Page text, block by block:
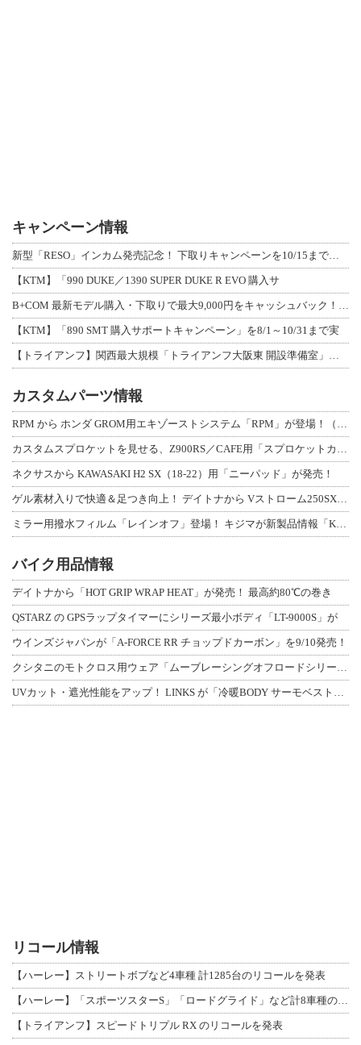
キャンペーン情報
新型「RESO」インカム発売記念！ 下取りキャンペーンを10/15まで延長して開
【KTM】「990 DUKE／1390 SUPER DUKE R EVO 購入サ
B+COM 最新モデル購入・下取りで最大9,000円をキャッシュバック！「B+F
【KTM】「890 SMT 購入サポートキャンペーン」を8/1～10/31まで実
【トライアンフ】関西最大規模「トライアンフ大阪東 開設準備室」がオープン！ 限定
カスタムパーツ情報
RPM から ホンダ GROM用エキゾーストシステム「RPM」が登場！（動画あり
カスタムスプロケットを見せる、Z900RS／CAFE用「スプロケットカバーフルキ
ネクサスから KAWASAKI H2 SX（18-22）用「ニーパッド」が発売！
ゲル素材入りで快適＆足つき向上！ デイトナから Vストローム250SX用「快適ロ
ミラー用撥水フィルム「レインオフ」登場！ キジマが新製品情報「KIJIMA NE
バイク用品情報
デイトナから「HOT GRIP WRAP HEAT」が発売！ 最高約80℃の巻き
QSTARZ の GPSラップタイマーにシリーズ最小ボディ「LT-9000S」が
ウインズジャパンが「A-FORCE RR チョップドカーボン」を9/10発売！
クシタニのモトクロス用ウェア「ムーブレーシングオフロードシリーズ」3アイテムが登
UVカット・遮光性能をアップ！ LINKS が「冷暖BODY サーモベスト」改良
リコール情報
【ハーレー】ストリートボブなど4車種 計1285台のリコールを発表
【ハーレー】「スポーツスターS」「ロードグライド」など計8車種のリコールを発表
【トライアンフ】スピードトリプル RX のリコールを発表